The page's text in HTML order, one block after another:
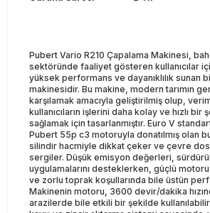
Pubert Vario R210 Çapalama Makinesi,
sektöründe faaliyet gösteren kullanıcılar
yüksek performans ve dayanıklılık sunan
makinesidir. Bu makine, modern tarımın
karşılamak amacıyla geliştirilmiş olup,
kullanıcıların işlerini daha kolay ve hızlı bir
sağlamak için tasarlanmıştır. Euro V
Pubert 55p c3 motoruyla donatılmış olan
silindir hacmiyle dikkat çeker ve çevre
sergiler. Düşük emisyon değerleri,
uygulamalarını desteklerken, güçlü
ve zorlu toprak koşullarında bile üstün
Makinenin motoru, 3600 devir/dakika
arazilerde bile etkili bir şekilde